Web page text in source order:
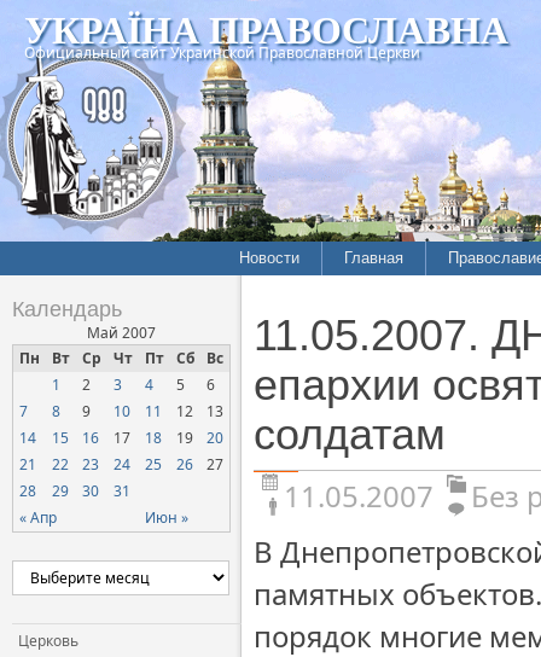
УКРАЇНА ПРАВОСЛАВНА
Официальный сайт Украинской Православной Церкви
Новости Главная
Календарь
Май 2007
Пн
Вт Ср Чт Пт Сб Вс
« Апр Июн »
1 2 3 4 5
6
7
8 9 10 11 12
13
14
15 16 17 18 19
20
21
22 23 24 25 26
27
28
29 30 31
Церковь
11.05.2007.
епархии
солдатам
11.05.2007
Без
В
памятных
порядок многие